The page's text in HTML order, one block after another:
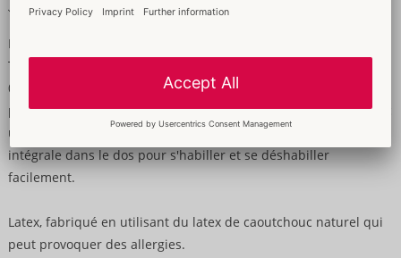
Épaisseur de 0,35 mm
Des seins nus avec style !
T-shirt sans ventre de LateX en latex naturel noir (épaisseur
0,35 mm) avec une grande découpe sur le devant pour une
présentation époustouflante de la poitrine. Élégant et stylé avec
un col montant et des manches longues. Fermeture à glissière
intégrale dans le dos pour s'habiller et se déshabiller
facilement.
Latex, fabriqué en utilisant du latex de caoutchouc naturel qui
peut provoquer des allergies.